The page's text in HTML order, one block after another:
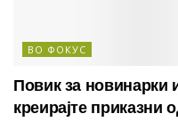
ВО ФОКУС
Повик за новинарки
креирајте приказни